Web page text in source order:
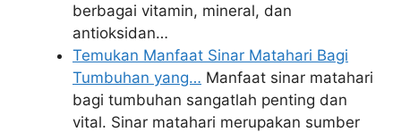
berbagai vitamin, mineral, dan
antioksidan…
Temukan Manfaat Sinar Matahari Bagi
Tumbuhan yang… Manfaat sinar matahari
bagi tumbuhan sangatlah penting dan
vital. Sinar matahari merupakan sumber